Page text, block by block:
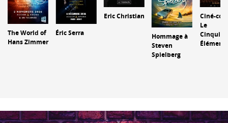
The World of
Hans Zimmer
Éric Serra
Eric Christian
Hommage à
Steven
Spielberg
Ciné-
Le
Élément